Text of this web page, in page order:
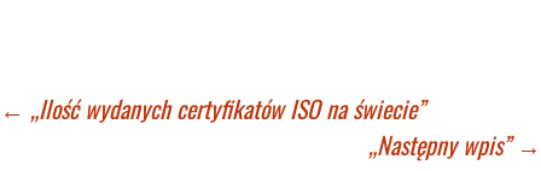
Zobacz
← „Ilość wydanych certyfikatów ISO na świecie”
„Następny wpis” →